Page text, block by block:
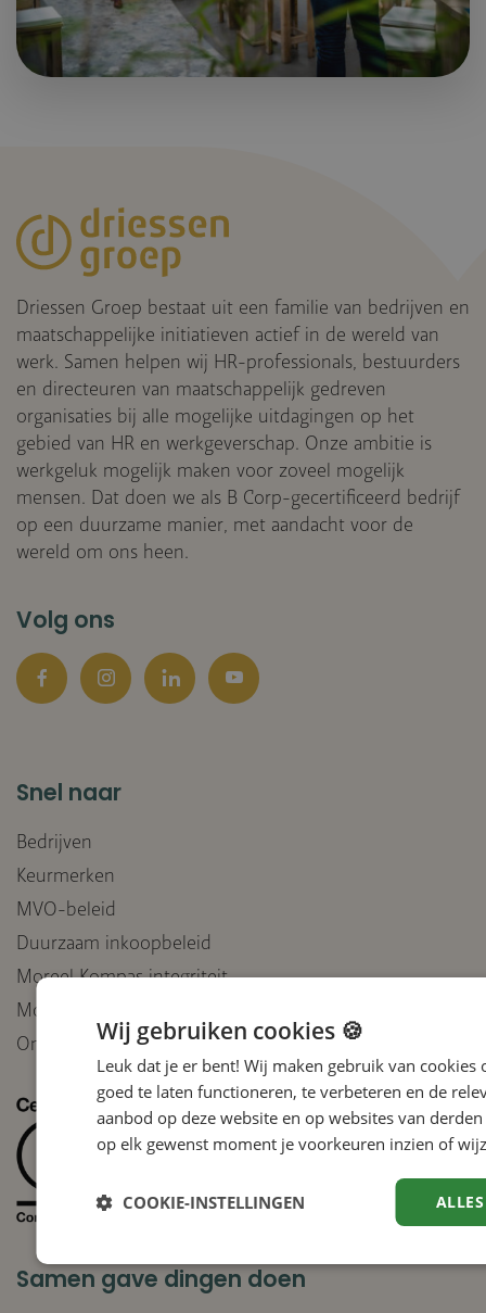
Driessen Groep bestaat uit een familie van bedrijven en
maatschappelijke initiatieven actief in de wereld van
werk. Samen helpen wij HR-professionals, bestuurders
en directeuren van maatschappelijk gedreven
organisaties bij alle mogelijke uitdagingen op het
gebied van HR en werkgeverschap. Onze ambitie is
werkgeluk mogelijk maken voor zoveel mogelijk
mensen. Dat doen we als B Corp-gecertificeerd bedrijf
op een duurzame manier, met aandacht voor de
wereld om ons heen.
Volg ons
Snel naar
Bedrijven
Keurmerken
MVO-beleid
Duurzaam inkoopbeleid
Moreel Kompas integriteit
Moreel Kompas inzet van AI
Ontvang onze nieuwsbrief
Samen gave dingen doen
Wij gebruiken cookies 🍪
Leuk dat je er bent! Wij maken gebruik van cookies
goed te laten functioneren, te verbeteren en de
aanbod op deze website en op websites van derden
op elk gewenst moment je voorkeuren inzien of
COOKIE-INSTELLINGEN